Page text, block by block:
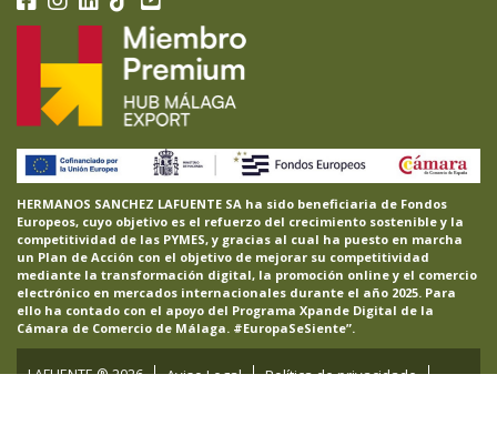
HERMANOS SANCHEZ LAFUENTE SA ha sido beneficiaria de Fondos
Europeos, cuyo objetivo es el refuerzo del crecimiento sostenible y la
competitividad de las PYMES, y gracias al cual ha puesto en marcha
un Plan de Acción con el objetivo de mejorar su competitividad
mediante la transformación digital, la promoción online y el comercio
electrónico en mercados internacionales durante el año 2025. Para
ello ha contado con el apoyo del Programa Xpande Digital de la
Cámara de Comercio de Málaga. #EuropaSeSiente”.
LAFUENTE ®2026 Aviso Legal
Política de privacidade